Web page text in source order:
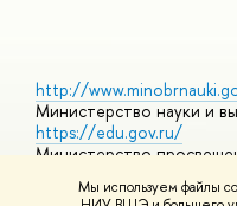
Мы используем файлы
http://
Министерство науки и
https://edu.gov.ru/
Министерство
https://elearning.hse.ru/
Массовые открытые